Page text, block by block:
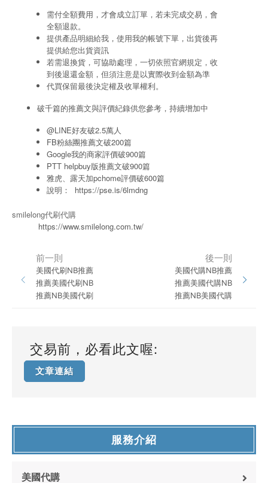
需付全額費用，才會成立訂單，若未完成交易，會
全額退款。
提供產品明細給我，使用我的帳號下單，出貨後再
提供給您出貨資訊
若需退換貨，可協助處理，一切依照官網規定，收
到後退還金額，但須注意是以實際收到金額為準
代買保留最後決定權及收單權利。
破千篇的推薦文與評價紀錄供您參考，持續增加中
@LINE好友破2.5萬人
FB粉絲團推薦文破200篇
Google我的商家評價破900篇
PTT helpbuy版推薦文破900篇
雅虎、露天加pchome評價破600篇
說明： https://pse.is/6lmdng
smilelong代刷代購
https://www.smilelong.com.tw/
前一則
美國代刷NB推薦
推薦美國代刷NB
推薦NB美國代刷
後一則
美國代購NB推薦
推薦美國代購NB
推薦NB美國代購
交易前，必看此文喔:
文章連結
服務介紹
美國代購